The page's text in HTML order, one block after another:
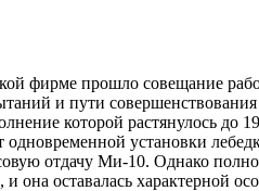
фирме прошло совещание
и пути
которой растянулось
одновременной установки
отдачу Ми-10. Однако
она оставалась характерной